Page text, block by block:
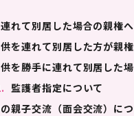
れて別居した場合の親権
を連れて別居した方が親
を勝手に連れて別居した
監護者指定について
親子交流（面会交流）に